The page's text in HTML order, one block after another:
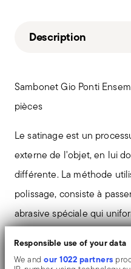
Responsible use of your data
We andour 1022 partners
Description
Sambonet Gio Ponti
pièces
Le satinage est un
externe de l'objet, en lui
différente. La méthode
polissage, consiste à
abrasive spéciale qui